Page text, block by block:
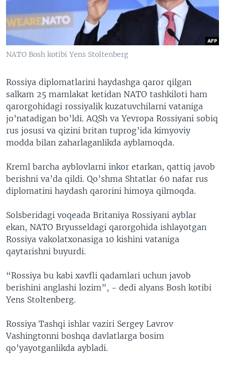
XABARLAR SURATLARDA
TELEGRAM
TWITTER
NATO Bosh kotibi Yens Stoltenberg
Rossiya diplomatlarini haydashga qaror qilgan
salkam 25 mamlakat ketidan NATO tashkiloti ham
qarorgohidagi rossiyalik kuzatuvchilarni vataniga
jo’natadigan bo’ldi. AQSh va Yevropa Rossiyani sobiq
rus josusi va qizini britan tuprog’ida kimyoviy
modda bilan zaharlaganlikda ayblamoqda.
Kreml barcha ayblovlarni inkor etarkan, qattiq javob
berishni va’da qildi. Qo’shma Shtatlar 60 nafar rus
diplomatini haydash qarorini himoya qilmoqda.
Solsberidagi voqeada Britaniya Rossiyani ayblar
ekan, NATO Bryusseldagi qarorgohida ishlayotgan
Rossiya vakolatxonasiga 10 kishini vataniga
qaytarishni buyurdi.
“Rossiya bu kabi xavfli qadamlari uchun javob
berishini anglashi lozim”, - dedi alyans Bosh kotibi
Yens Stoltenberg.
Rossiya Tashqi ishlar vaziri Sergey Lavrov
Vashingtonni boshqa davlatlarga bosim
qo’yayotganlikda aybladi.